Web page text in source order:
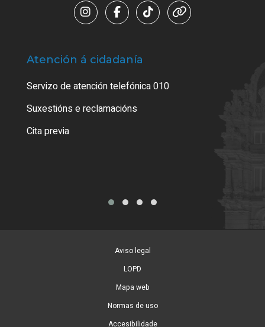
Atención á cidadanía
Servizo de atención telefónica 010
Suxestións e reclamacións
Cita previa
Aviso legal
LOPD
Mapa web
Normas de uso
Accesibilidade